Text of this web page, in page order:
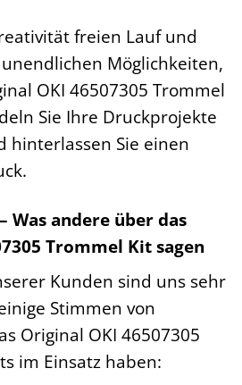
freien Lauf und
Möglichkeiten,
OKI 46507305 Trommel
Sie Ihre Druckprojekte
hinterlassen Sie einen
Was andere über das
Trommel Kit sagen
Kunden sind uns sehr
Stimmen von
Original OKI 46507305
im Einsatz haben: